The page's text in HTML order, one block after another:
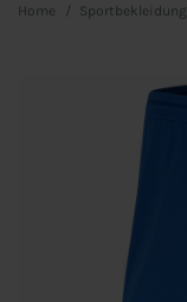
Home Sportbekleidung